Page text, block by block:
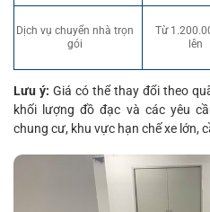
Dịch vụ chuyển nhà trọn
gói
Từ
lên
Lưu ý: Giá có thể thay đổi theo
khối lượng đồ đạc và các yêu
chung cư, khu vực hạn chế xe lớn,